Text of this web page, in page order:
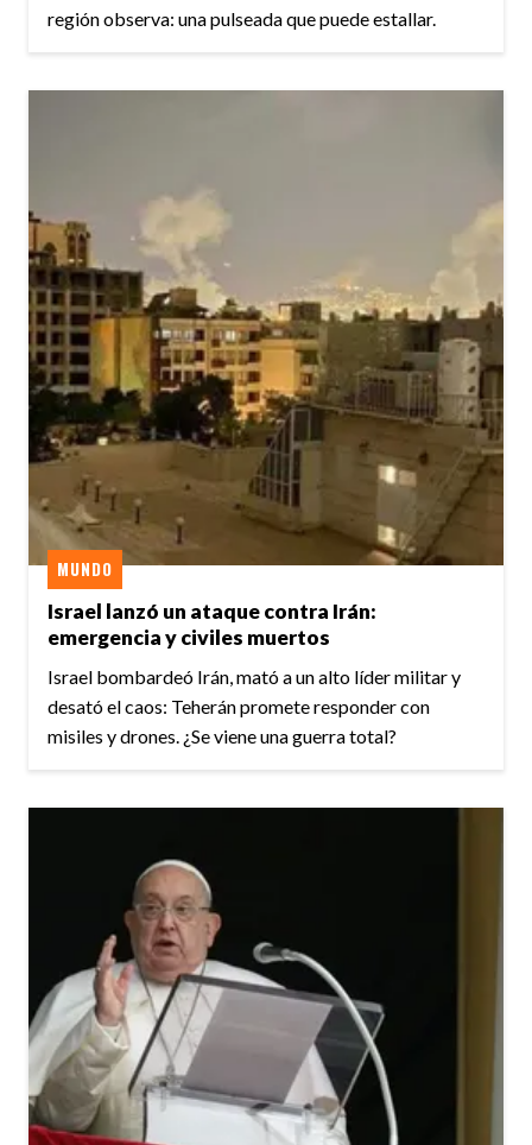
región observa: una pulseada que puede estallar.
Israel lanzó un ataque contra Irán:
emergencia y civiles muertos
MUNDO
Israel bombardeó Irán, mató a un alto líder militar y
desató el caos: Teherán promete responder con
misiles y drones. ¿Se viene una guerra total?